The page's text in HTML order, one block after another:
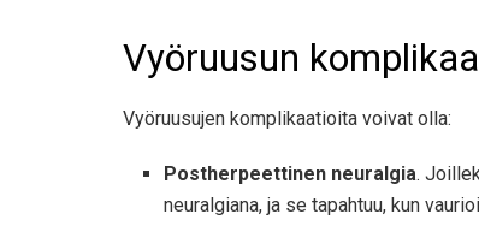
Vyöruusun
Vyöruusujen komplikaatioita voivat olla:
Postherpeettinen neuralgia.
neuralgiana, ja se tapahtuu, kun